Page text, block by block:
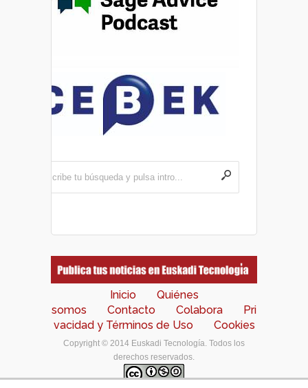
Inicio
Quiénes
somos
Contacto Colabora
Pri
vacidad y Términos de Uso
Cookies
Copyright © 2014 Euskadi Tecnología. Todos los
derechos reservados.